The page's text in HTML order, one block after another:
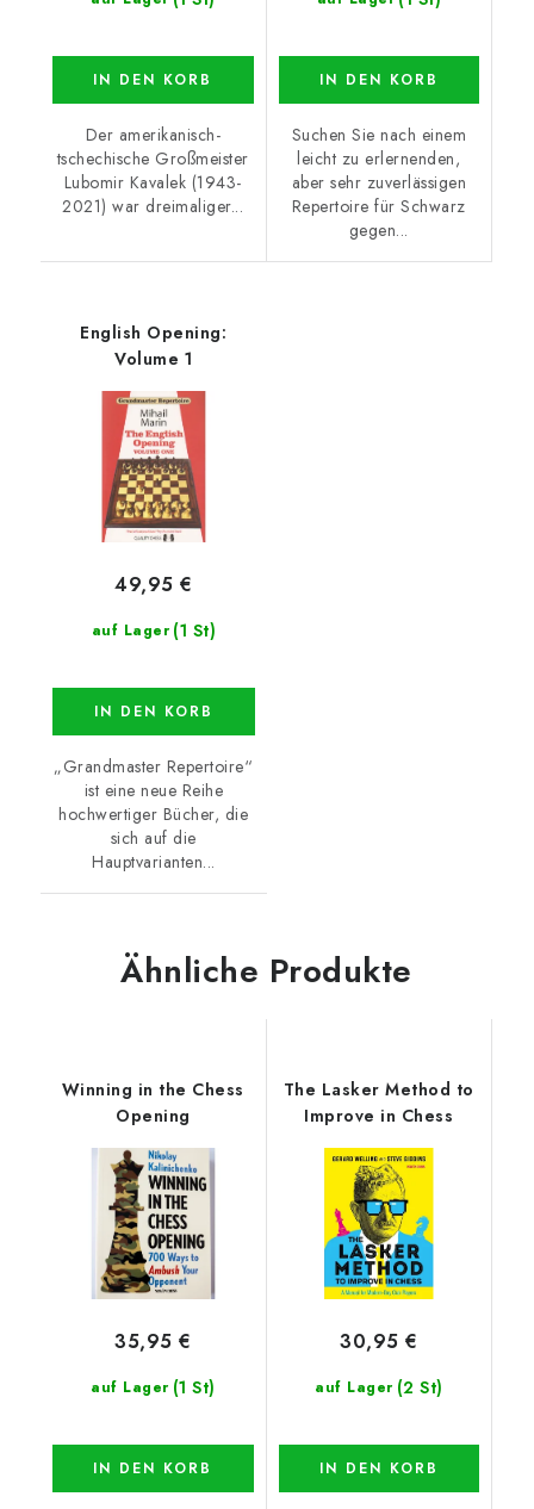
IN DEN KORB
Der amerikanisch-
tschechische Großmeister
Lubomir Kavalek (1943-
2021) war dreimaliger...
IN DEN KORB
Suchen Sie nach einem
leicht zu erlernenden,
aber sehr zuverlässigen
Repertoire für Schwarz
gegen...
English Opening:
Volume 1
auf Lager (1 St)
49,95 €
IN DEN KORB
„Grandmaster Repertoire“
ist eine neue Reihe
hochwertiger Bücher, die
sich auf die
Hauptvarianten...
Ähnliche Produkte
Winning in the Chess
Opening
auf Lager (1 St)
35,95 €
IN DEN KORB
The Lasker Method to
Improve in Chess
auf Lager (2 St)
30,95 €
IN DEN KORB